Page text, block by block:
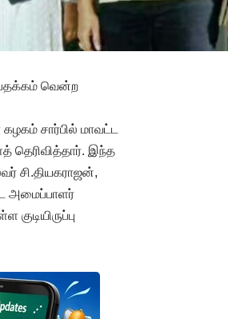
பதக்கம் வென்ற
சார்பில் மாவட்ட
தெரிவித்தார். இந்த
சி.தியகராஜன்,
அமைப்பாளர்